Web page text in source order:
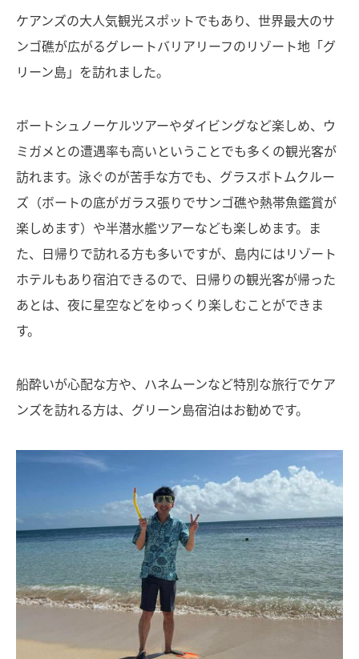
ケアンズの大人気観光スポットでもあり、世界最大のサ
ンゴ礁が広がるグレートバリアリーフのリゾート地「グ
リーン島」を訪れました。
ボートシュノーケルツアーやダイビングなど楽しめ、ウ
ミガメとの遭遇率も高いということでも多くの観光客が
訪れます。泳ぐのが苦手な方でも、グラスボトムクルー
ズ（ボートの底がガラス張りでサンゴ礁や熱帯魚鑑賞が
楽しめます）や半潜水艦ツアーなども楽しめます。ま
た、日帰りで訪れる方も多いですが、島内にはリゾート
ホテルもあり宿泊できるので、日帰りの観光客が帰った
あとは、夜に星空などをゆっくり楽しむことができま
す。
船酔いが心配な方や、ハネムーンなど特別な旅行でケア
ンズを訪れる方は、グリーン島宿泊はお勧めです。